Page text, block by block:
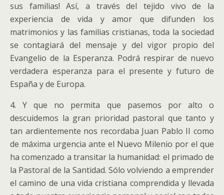
sus familias! Así, a través del tejido vivo de la
experiencia de vida y amor que difunden los
matrimonios y las familias cristianas, toda la sociedad
se contagiará del mensaje y del vigor propio del
Evangelio de la Esperanza. Podrá respirar de nuevo
verdadera esperanza para el presente y futuro de
España y de Europa.
4. Y que no permita que pasemos por alto o
descuidemos la gran prioridad pastoral que tanto y
tan ardientemente nos recordaba Juan Pablo II como
de máxima urgencia ante el Nuevo Milenio por el que
ha comenzado a transitar la humanidad: el primado de
la Pastoral de la Santidad. Sólo volviendo a emprender
el camino de una vida cristiana comprendida y llevada